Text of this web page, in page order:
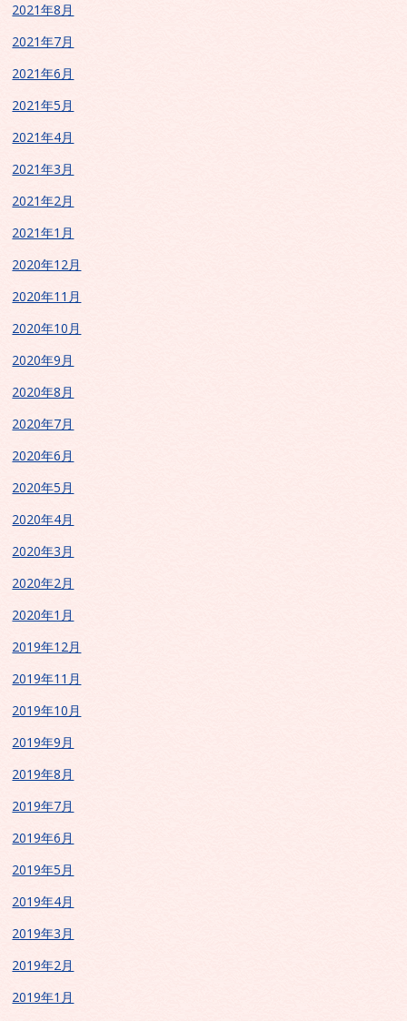
2021年8月
2021年7月
2021年6月
2021年5月
2021年4月
2021年3月
2021年2月
2021年1月
2020年12月
2020年11月
2020年10月
2020年9月
2020年8月
2020年7月
2020年6月
2020年5月
2020年4月
2020年3月
2020年2月
2020年1月
2019年12月
2019年11月
2019年10月
2019年9月
2019年8月
2019年7月
2019年6月
2019年5月
2019年4月
2019年3月
2019年2月
2019年1月